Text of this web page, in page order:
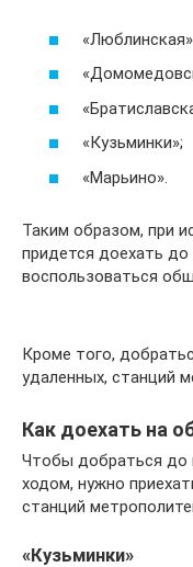
«Кузьминки»;
«Марьино».
Таким образом, при
придется доехать до
воспользоваться
Кроме того,
удаленных, станций
Как доехать на
Чтобы добраться до
ходом, нужно
станций
«Кузьминки»